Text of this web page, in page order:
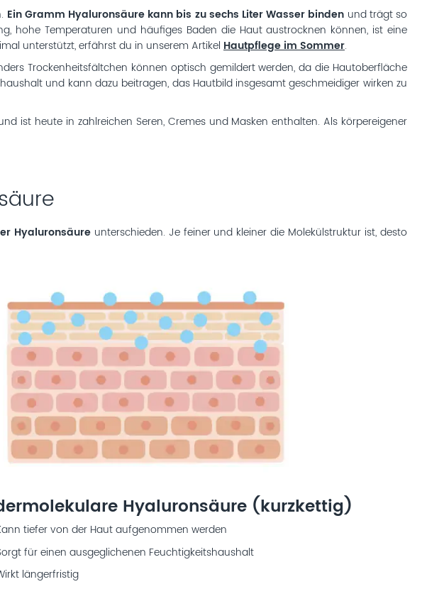
Ein Gramm Hyaluronsäure kann bis zu sechs Liter Wasser binden und trägt so
hohe Temperaturen und häufiges Baden die Haut austrocknen können, ist eine
unterstützt, erfährst du in unserem Artikel Hautpflege im Sommer.
Trockenheitsfältchen können optisch gemildert werden, da die Hautoberfläche
und kann dazu beitragen, das Hautbild insgesamt geschmeidiger wirken zu
ist heute in zahlreichen Seren, Cremes und Masken enthalten. Als körpereigener
Hyaluronsäureunterschieden. Je feiner und kleiner die Molekülstruktur ist, desto
Hyaluronsäure (kurzkettig)
tiefer von der Haut aufgenommen werden
für einen ausgeglichenen Feuchtigkeitshaushalt
längerfristig